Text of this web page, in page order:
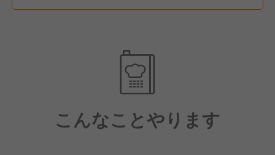
こんなことやります